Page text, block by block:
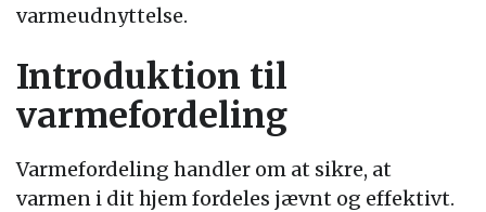
varmeudnyttelse.
Introduktion til
varmefordeling
Varmefordeling handler om at sikre, at
varmen i dit hjem fordeles jævnt og effektivt.